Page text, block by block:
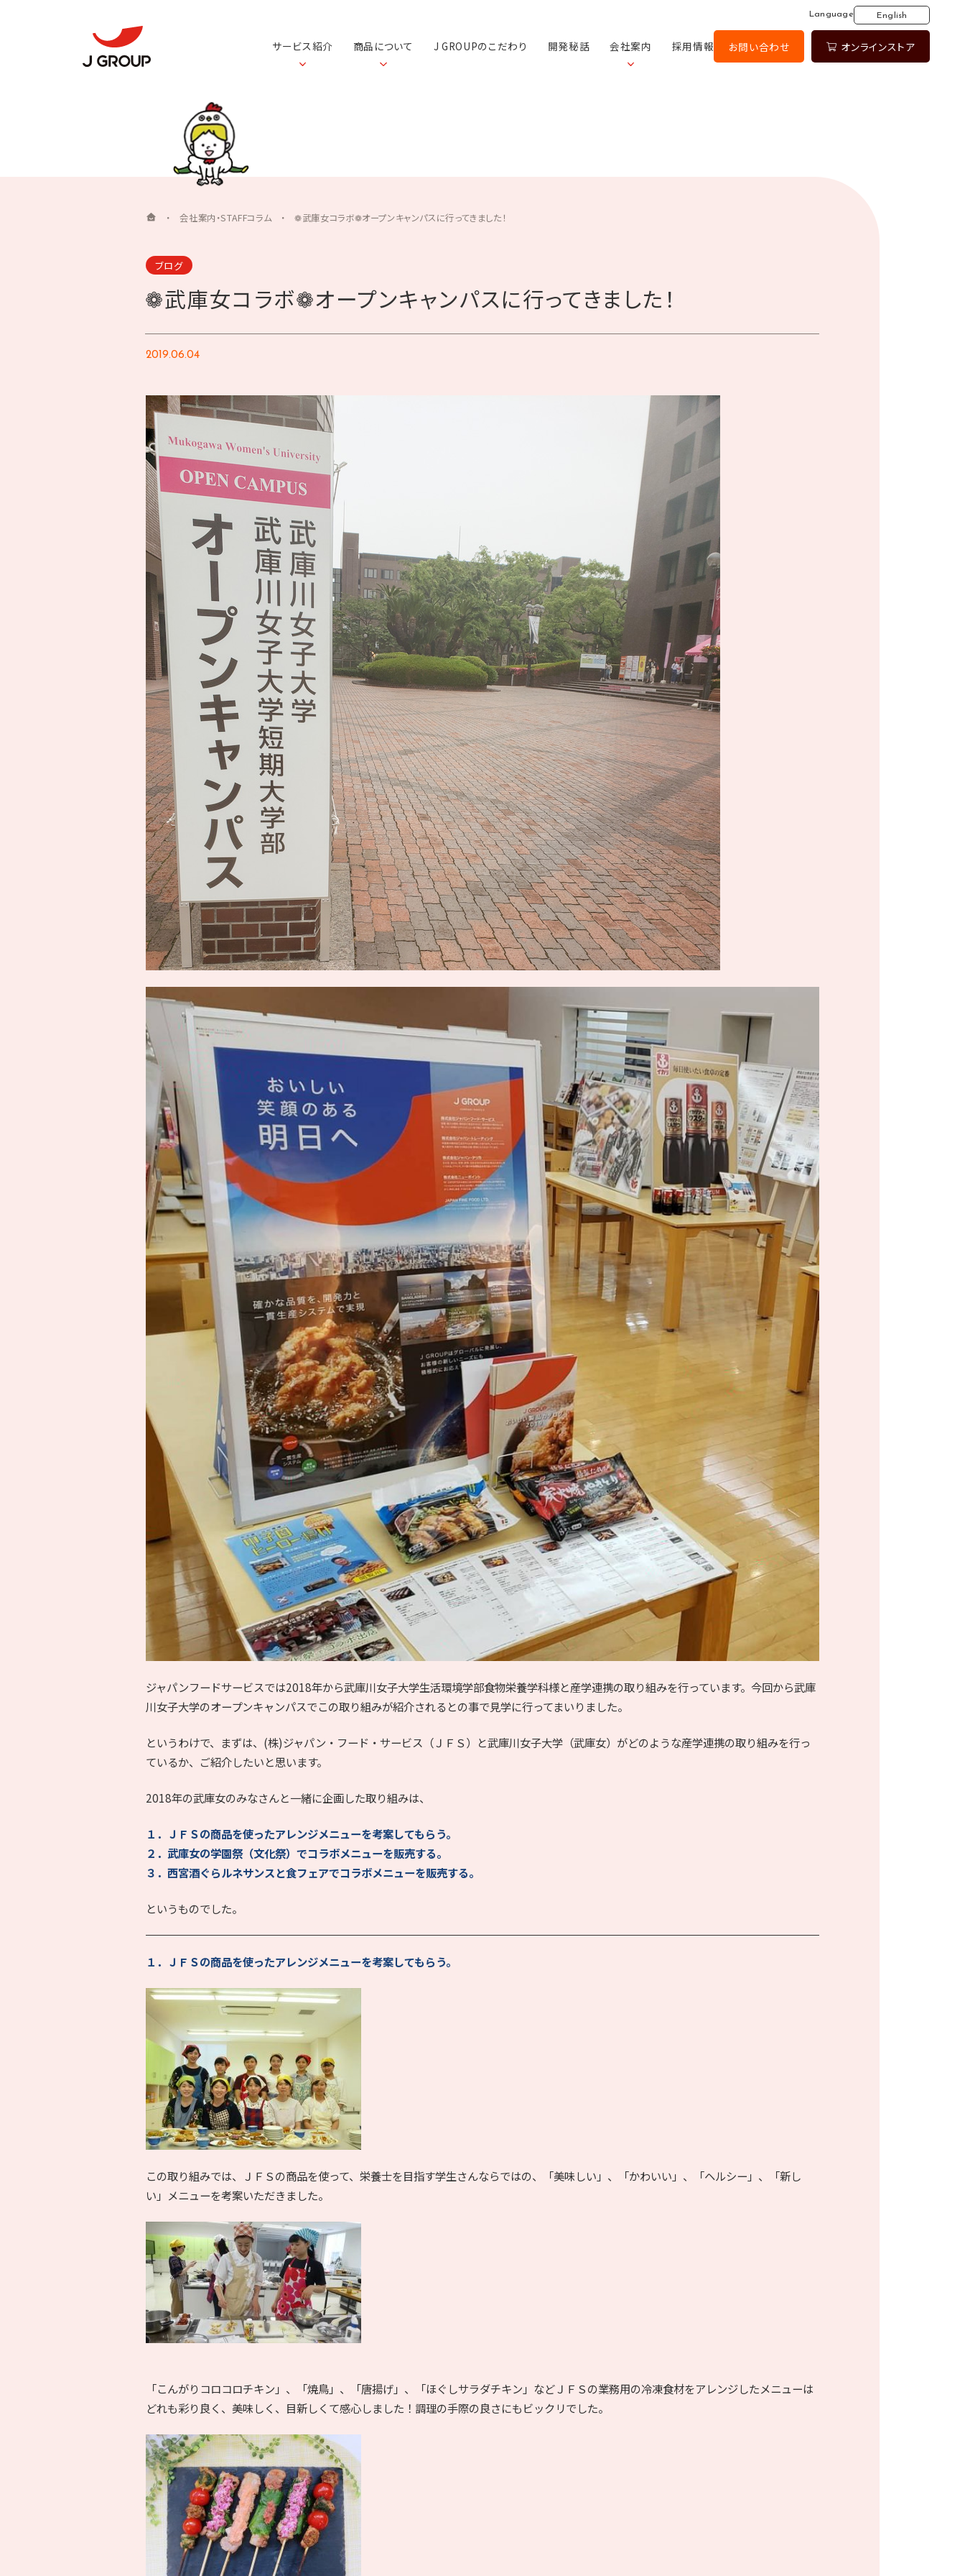
Language English
サービス紹介 商品について J GROUPのこだわり 開発秘話 会社案内 採用情報 お問い合わせ オンラインストア
・会社案内・STAFFコラム・❁武庫女コラボ❁オープンキャンパスに行ってきました！
ブログ
❁武庫女コラボ❁オープンキャンパスに行ってきました！
2019.06.04
ジャパンフードサービスでは2018年から武庫川女子大学生活環境学部食物栄養学科様と産学連携の取り組みを行っています。今回から武庫
川女子大学のオープンキャンパスでこの取り組みが紹介されるとの事で見学に行ってまいりました。
というわけで、まずは、(株)ジャパン・フード・サービス（ＪＦＳ）と武庫川女子大学（武庫女）がどのような産学連携の取り組みを行っ
ているか、ご紹介したいと思います。
2018年の武庫女のみなさんと一緒に企画した取り組みは、
１．ＪＦＳの商品を使ったアレンジメニューを考案してもらう。
２．武庫女の学園祭（文化祭）でコラボメニューを販売する。
３．西宮酒ぐらルネサンスと食フェアでコラボメニューを販売する。
というものでした。
１．ＪＦＳの商品を使ったアレンジメニューを考案してもらう。
この取り組みでは、ＪＦＳの商品を使って、栄養士を目指す学生さんならではの、「美味しい」、「かわいい」、「ヘルシー」、「新し
い」メニューを考案いただきました。
「こんがりコロコロチキン」、「焼鳥」、「唐揚げ」、「ほぐしサラダチキン」などＪＦＳの業務用の冷凍食材をアレンジしたメニューは
どれも彩り良く、美味しく、目新しくて感心しました！調理の手際の良さにもビックリでした。